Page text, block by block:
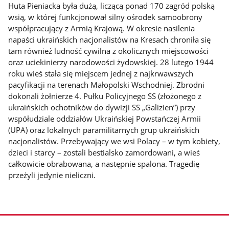
Huta Pieniacka była dużą, liczącą ponad 170 zagród polską
wsią, w której funkcjonował silny ośrodek samoobrony
współpracujący z Armią Krajową. W okresie nasilenia
napaści ukraińskich nacjonalistów na Kresach chroniła się
tam również ludność cywilna z okolicznych miejscowości
oraz uciekinierzy narodowości żydowskiej. 28 lutego 1944
roku wieś stała się miejscem jednej z najkrwawszych
pacyfikacji na terenach Małopolski Wschodniej. Zbrodni
dokonali żołnierze 4. Pułku Policyjnego SS (złożonego z
ukraińskich ochotników do dywizji SS „Galizien”) przy
współudziale oddziałów Ukraińskiej Powstańczej Armii
(UPA) oraz lokalnych paramilitarnych grup ukraińskich
nacjonalistów. Przebywający we wsi Polacy – w tym kobiety,
dzieci i starcy – zostali bestialsko zamordowani, a wieś
całkowicie obrabowana, a następnie spalona. Tragedię
przeżyli jedynie nieliczni.